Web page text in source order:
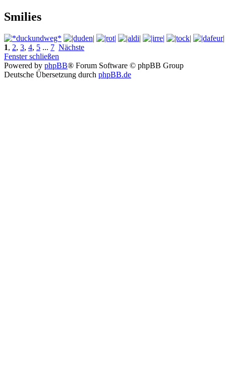
Smilies
1, 2, 3, 4, 5 ... 7 Nächste
Fenster schließen
Powered by phpBB® Forum Software © phpBB Group
Deutsche Übersetzung durch phpBB.de